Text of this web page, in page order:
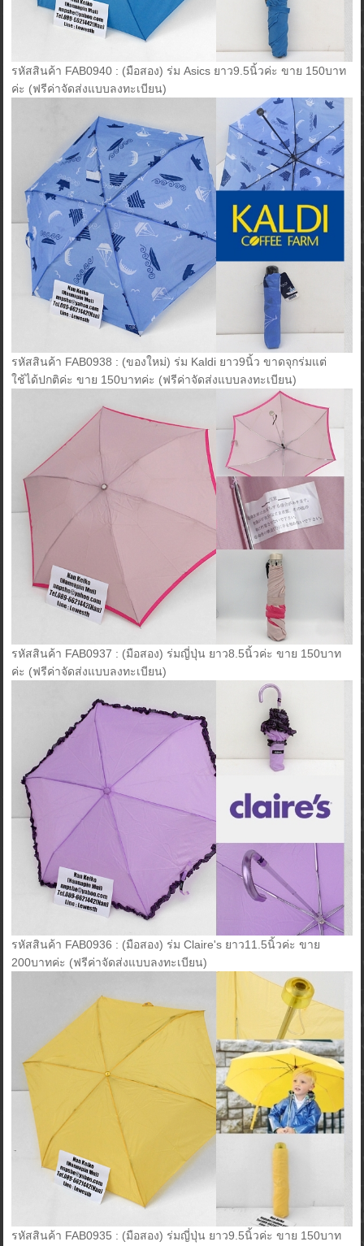
รหัสสินค้า FAB0940 : (มือสอง) ร่ม Asics ยาว9.5นิ้วค่ะ ขาย 150บาท
ค่ะ (ฟรีค่าจัดส่งแบบลงทะเบียน)
รหัสสินค้า FAB0938 : (ของใหม่) ร่ม Kaldi ยาว9นิ้ว ขาดจุกร่มแต่
ใช้ได้ปกติค่ะ ขาย 150บาทค่ะ (ฟรีค่าจัดส่งแบบลงทะเบียน)
รหัสสินค้า FAB0937 : (มือสอง) ร่มญี่ปุ่น ยาว8.5นิ้วค่ะ ขาย 150บาท
ค่ะ (ฟรีค่าจัดส่งแบบลงทะเบียน)
รหัสสินค้า FAB0936 : (มือสอง) ร่ม Claire's ยาว11.5นิ้วค่ะ ขาย
200บาทค่ะ (ฟรีค่าจัดส่งแบบลงทะเบียน)
รหัสสินค้า FAB0935 : (มือสอง) ร่มญี่ปุ่น ยาว9.5นิ้วค่ะ ขาย 150บาท